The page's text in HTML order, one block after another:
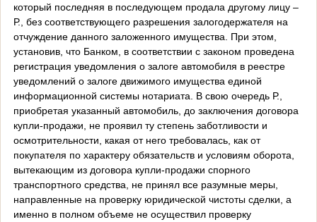
который последняя в последующем продала другому лицу –
Р., без соответствующего разрешения залогодержателя на
отчуждение данного заложенного имущества. При этом,
установив, что Банком, в соответствии с законом проведена
регистрация уведомления о залоге автомобиля в реестре
уведомлений о залоге движимого имущества единой
информационной системы нотариата. В свою очередь Р.,
приобретая указанный автомобиль, до заключения договора
купли-продажи, не проявил ту степень заботливости и
осмотрительности, какая от него требовалась, как от
покупателя по характеру обязательств и условиям оборота,
вытекающим из договора купли-продажи спорного
транспортного средства, не принял все разумные меры,
направленные на проверку юридической чистоты сделки, а
именно в полном объеме не осуществил проверку